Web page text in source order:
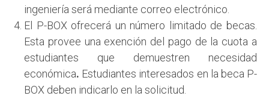
ingeniería será mediante correo electrónico.
El P-BOX ofrecerá un número limitado de becas.
Esta provee una exención del pago de la cuota a
estudiantes que demuestren necesidad
económica. Estudiantes interesados en la beca P-
BOX deben indicarlo en la solicitud.